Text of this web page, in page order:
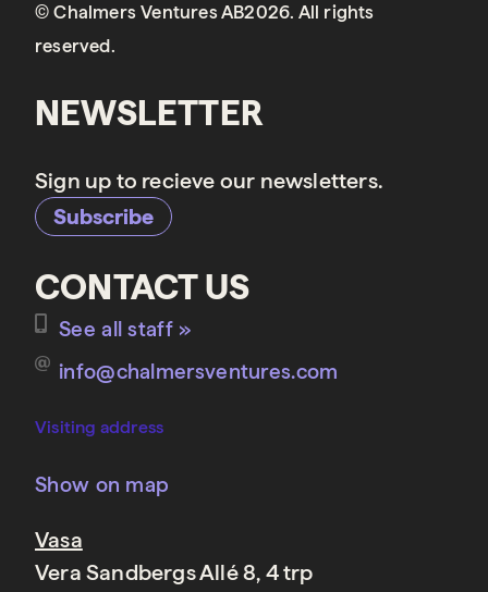
© Chalmers Ventures AB2026. All rights
reserved.
NEWSLETTER
Sign up to recieve our newsletters.
Subscribe
CONTACT US
See all staff »
info@chalmersventures.com
Visiting address
Show on map
Vasa
Vera Sandbergs Allé 8, 4 trp